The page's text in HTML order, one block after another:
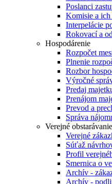
Poslanci
Komisie a
Interpelácie
Rokovací a
Hospodárenie
Rozpočet
Plnenie
Rozbor
Výročné
Predaj
Prenájom
Prevod a
Správa
Verejné obstarávanie
Verejné
Súťaž
Profil
Smernica o
Archív -
Archív -